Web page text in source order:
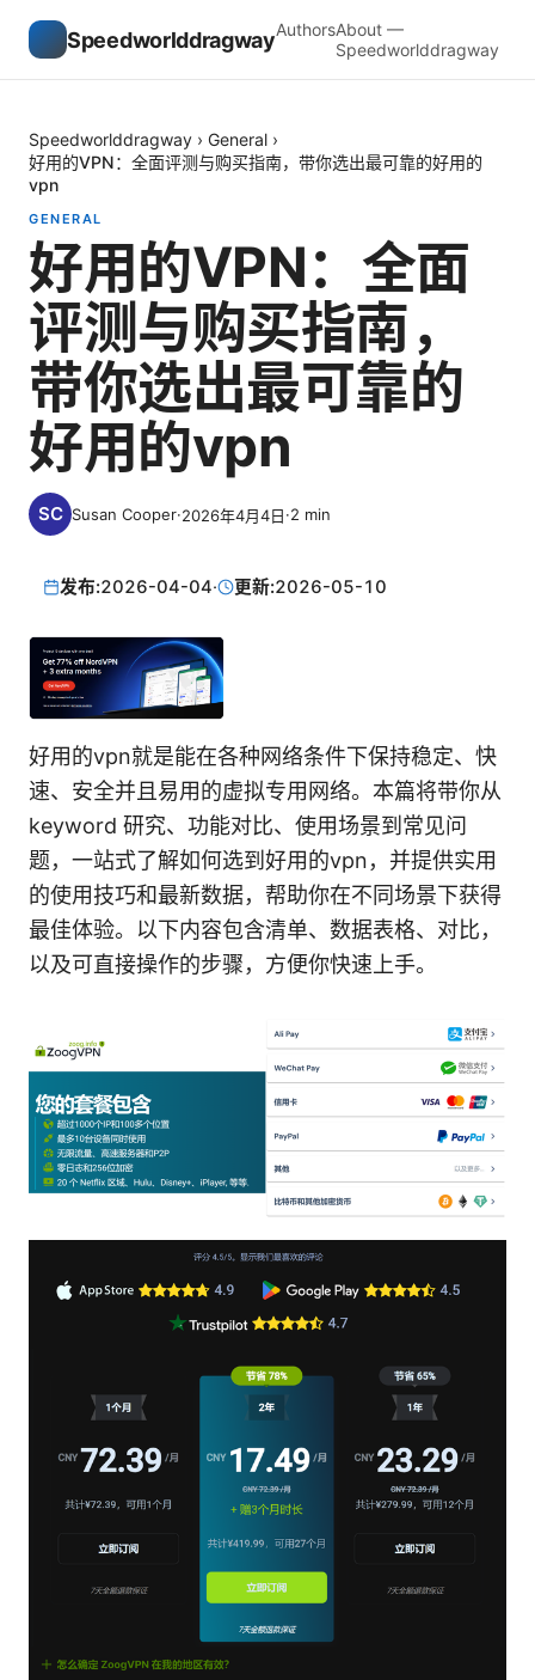
SpeedworlddragwayAuthorsAbout —
Speedworlddragway
Speedworlddragway › General ›
好用的VPN：全面评测与购买指南，带你选出最可靠的好用的
vpn
GENERAL
好用的VPN：全面
评测与购买指南，
带你选出最可靠的
好用的vpn
Susan Cooper·2026年4月4日·2 min
发布:2026-04-04· 更新:2026-05-10
好用的vpn就是能在各种网络条件下保持稳定、快
速、安全并且易用的虚拟专用网络。本篇将带你从
keyword 研究、功能对比、使用场景到常见问
题，一站式了解如何选到好用的vpn，并提供实用
的使用技巧和最新数据，帮助你在不同场景下获得
最佳体验。以下内容包含清单、数据表格、对比，
以及可直接操作的步骤，方便你快速上手。